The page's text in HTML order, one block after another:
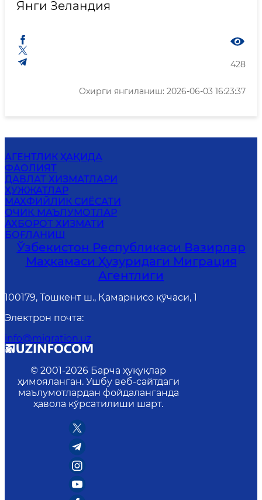
Янги Зеландия
428
Охирги янгиланиш: 2026-06-03 16:23:37
АГЕНТЛИК ҲАҚИДА
ФАОЛИЯТ
ДАВЛАТ ХИЗМАТЛАРИ
ҲУЖЖАТЛАР
MАХФИЙЛИК СИЁСАТИ
ОЧИҚ МАЪЛУМОТЛАР
АХБОРОТ ХИЗМАТИ
БОҒЛАНИШ
Ўзбекистон Республикаси Вазирлар
Маҳкамаси Ҳузуридаги Миграция
Агентлиги
100179, Тошкент ш., Қамарнисо кўчаси, 1
Электрон почта:
info@migration.uz
© 2001-2026 Барча ҳуқуқлар
ҳимояланган. Ушбу веб-сайтдаги
маълумотлардан фойдаланганда
ҳавола кўрсатилиши шарт.